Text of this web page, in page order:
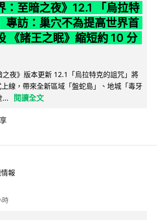
：至暗之夜》12.1 「烏拉特
專訪：巢穴不為提高世界首
《諸王之眠》縮短約 10 分
之夜》版本更新 12.1「烏拉特克的詛咒」將
線，帶來全新區域「盤蛇島」、地城「毒牙
...
閱讀全文
報
時